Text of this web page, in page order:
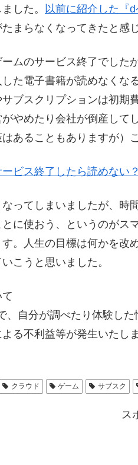
した。
以前に紹介した『
まらなくなってきたと感
ムのサービス終了でした
た電子書籍が読めなくな
ブスクリプションは初期
やめたり会社が倒産して
あることもありますが）
ビス終了したら読めない
ってしまいましたが、時
とに使おう、というのがス
。人生の目標は何かを改
こうと思いました。
、自分が調べたり体験した
る不利益等が発生いたし
クラウド ゲーム サブスク
ス